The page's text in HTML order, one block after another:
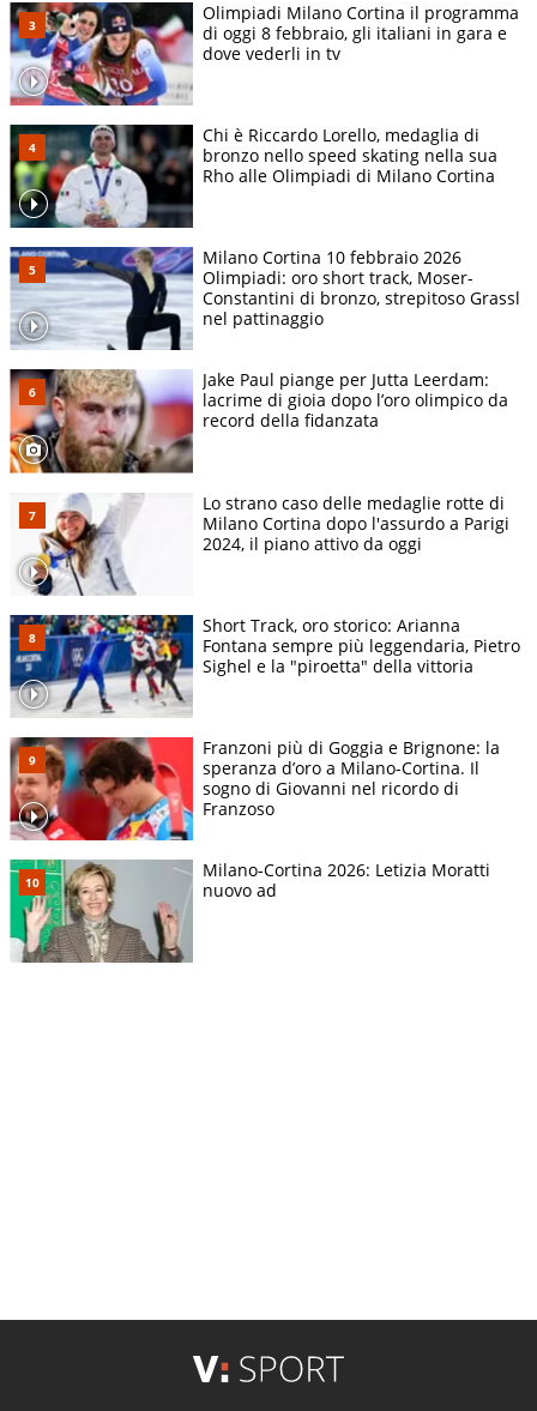
Olimpiadi Milano Cortina il programma
di oggi 8 febbraio, gli italiani in gara e
dove vederli in tv
Chi è Riccardo Lorello, medaglia di
bronzo nello speed skating nella sua
Rho alle Olimpiadi di Milano Cortina
Milano Cortina 10 febbraio 2026
Olimpiadi: oro short track, Moser-
Constantini di bronzo, strepitoso Grassl
nel pattinaggio
Jake Paul piange per Jutta Leerdam:
lacrime di gioia dopo l’oro olimpico da
record della fidanzata
Lo strano caso delle medaglie rotte di
Milano Cortina dopo l'assurdo a Parigi
2024, il piano attivo da oggi
Short Track, oro storico: Arianna
Fontana sempre più leggendaria, Pietro
Sighel e la "piroetta" della vittoria
Franzoni più di Goggia e Brignone: la
speranza d’oro a Milano-Cortina. Il
sogno di Giovanni nel ricordo di
Franzoso
Milano-Cortina 2026: Letizia Moratti
nuovo ad